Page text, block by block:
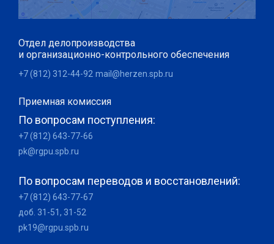
Отдел делопроизводства
и организационно-контрольного обеспечения
+7 (812) 312-44-92 mail@herzen.spb.ru
Приемная комиссия
По вопросам поступления:
+7 (812) 643-77-66
pk@rgpu.spb.ru
По вопросам переводов и восстановлений:
+7 (812) 643-77-67
доб. 31-51, 31-52
pk19@rgpu.spb.ru